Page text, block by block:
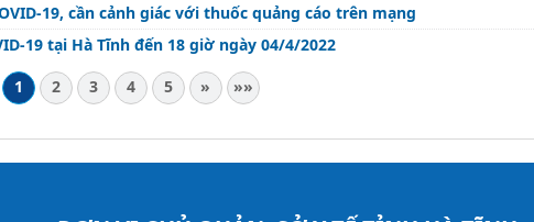
19, cần cảnh giác với thuốc quảng cáo trên mạng
19 tại Hà Tĩnh đến 18 giờ ngày 04/4/2022
1
2 3 4 5 » »»